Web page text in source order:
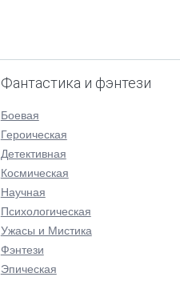
Фантастика и фэнтези
Боевая
Героическая
Детективная
Космическая
Научная
Психологическая
Ужасы и Мистика
Фэнтези
Эпическая